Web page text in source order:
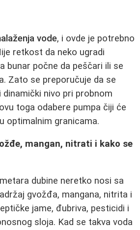
vode, i ovde je potrebno
retkost da neko ugradi
bunar počne da peščari ili se
Zato se preporučuje da se
nivo pri probnom
toga odabere pumpa čiji će
optimalnim granicama.
mangan, nitrati i kako se
dubine neretko nosi sa
gvožđa, mangana, nitrita i
jame, đubriva, pesticidi i
sloja. Kad se takva voda